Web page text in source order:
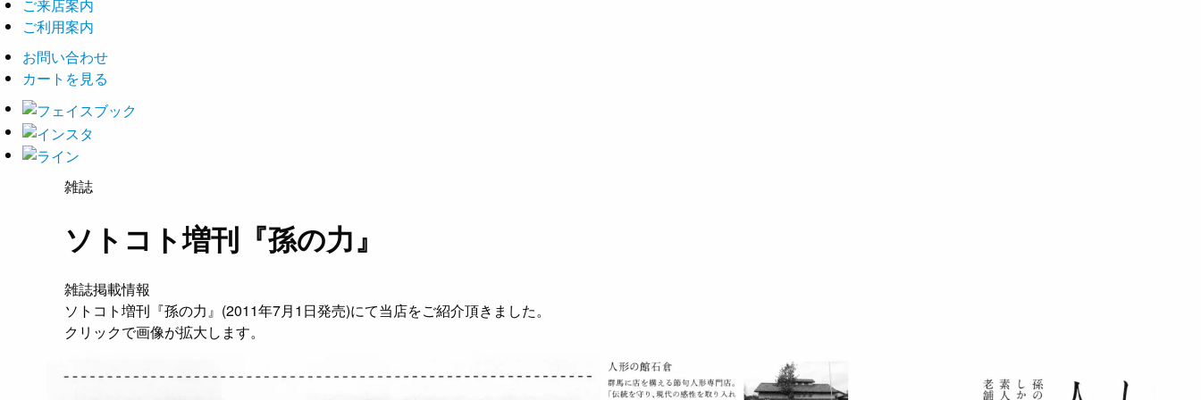
ご来店案内
ご利用案内
お問い合わせ
カートを見る
雑誌
ソトコト増刊『孫の力』
雑誌掲載情報
ソトコト増刊『孫の力』(2011年7月1日発売)にて当店をご紹介頂きました。
クリックで画像が拡大します。